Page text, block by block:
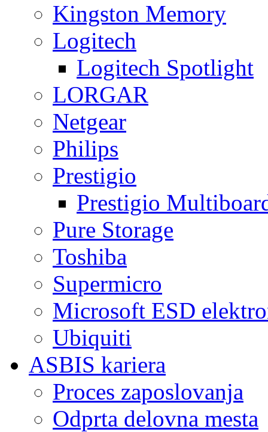
Kingston Memory
Logitech
Logitech Spotlight
LORGAR
Netgear
Philips
Prestigio
Prestigio
Pure Storage
Toshiba
Supermicro
Microsoft ESD
Ubiquiti
ASBIS kariera
Proces zaposlovanja
Odprta delovna mesta